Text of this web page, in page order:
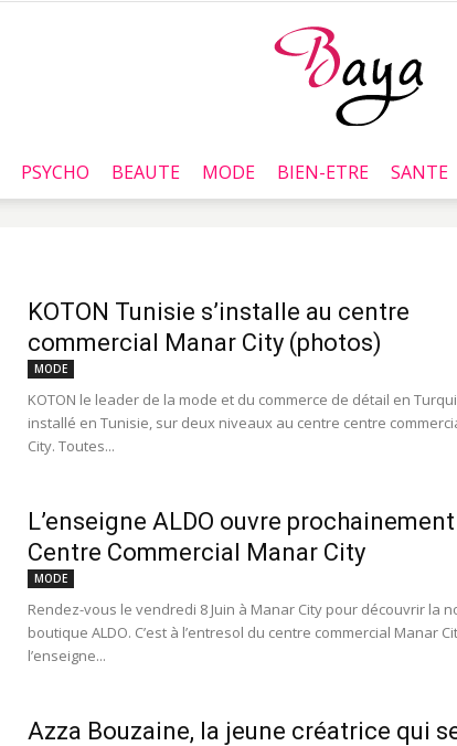
Baya.tn
PSYCHO BEAUTE MODE BIEN-ETRE SANTE
KOTON Tunisie s’installe au centre
commercial Manar City (photos)
MODE
KOTON le leader de la mode et du commerce de détail en
installé en Tunisie, sur deux niveaux au centre centre
City. Toutes...
L’enseigne ALDO ouvre prochainement
Centre Commercial Manar City
MODE
Rendez-vous le vendredi 8 Juin à Manar City pour découvrir la
boutique ALDO. C’est à l’entresol du centre commercial Manar
l’enseigne...
Azza Bouzaine, la jeune créatrice qui